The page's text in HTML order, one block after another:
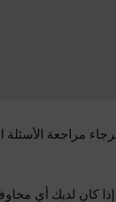
مراجعة
إذا كان لديك أي